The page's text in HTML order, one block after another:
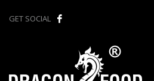
GET SOCIAL